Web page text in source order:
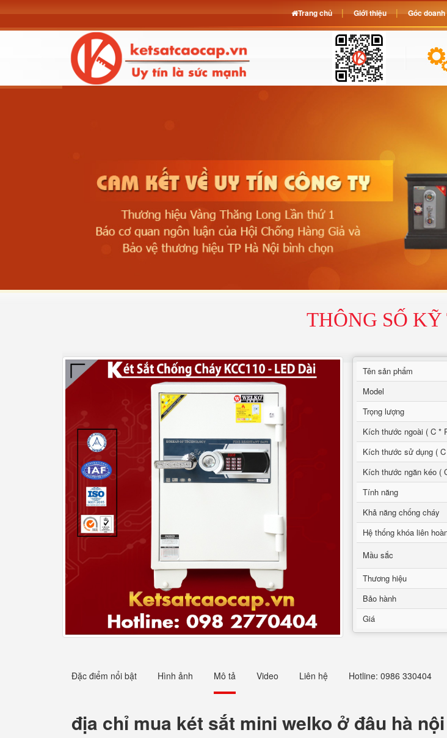
THÔNG SỐ
Tên sản phẩm
Model
Trọng lượng
Kích thước ngoài ( C *
Kích thước sử dụng (
Kích thước ngăn kéo (
Tính năng
Khả năng chống cháy
Hệ thống khóa liên
Mầu sắc
Thương hiệu
Bảo hành
Giá
Đặc điểm nổi bật Hình ảnh Mô tả Video Liên hệ Hotline: 0986 330404
địa chỉ mua két sắt mini welko ở đâu hà nội
Trang chủ Giới thiệu Góc